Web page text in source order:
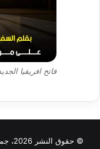
فاتح افريقيا الجديد
© حقوق النشر 2026، جميع الحقوق محفوظة |